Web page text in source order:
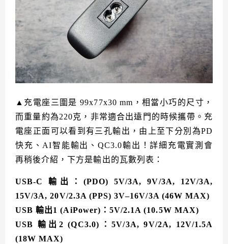
▲充電座三圍是 99x77x30 mm，相當小巧的尺寸，
而重量約為220克，非常適合出遠門的時候攜帶。充
電座正面可以看到有三孔輸出，由上至下分別為PD
快充、AI智能輸出、QC3.0輸出！詳細充電實測會
再稍後介紹，下方是輸出的瓦數列表：
USB-C 輸出：(PDO) 5V/3A, 9V/3A, 12V/3A,
15V/3A, 20V/2.3A (PPS) 3V–16V/3A (46W MAX)
USB 輸出1 (AiPower)：5V/2.1A (10.5W MAX)
USB 輸出2 (QC3.0)：5V/3A, 9V/2A, 12V/1.5A
(18W MAX)